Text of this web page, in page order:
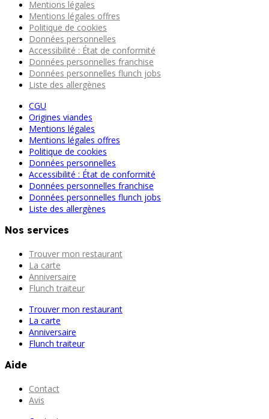
Mentions légales
Mentions légales offres
Politique de cookies
Données personnelles
Accessibilité : État de conformité
Données personnelles franchise
Données personnelles flunch jobs
Liste des allergènes
CGU
Origines viandes
Mentions légales
Mentions légales offres
Politique de cookies
Données personnelles
Accessibilité : État de conformité
Données personnelles franchise
Données personnelles flunch jobs
Liste des allergènes
Nos services
Trouver mon restaurant
La carte
Anniversaire
Flunch traiteur
Trouver mon restaurant
La carte
Anniversaire
Flunch traiteur
Aide
Contact
Avis